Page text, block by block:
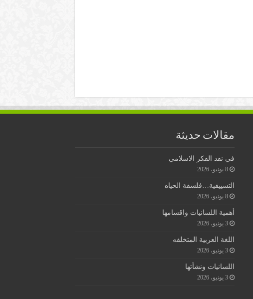
مقالات حديثة
في نقد الفكر الاسلامي
8 يونيو، 2026
التسييقية…فلسفة الحياه
8 يونيو، 2026
أهمية اللسانيات واقسامها
3 يونيو، 2026
اللغة العربية المتخلفه
3 يونيو، 2026
اللسانيات ونشأتها
3 يونيو، 2026